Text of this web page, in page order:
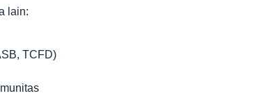
lain:
TCFD)